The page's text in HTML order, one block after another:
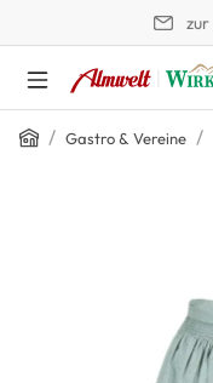
zur
Home
/ Gastro & Vereine /